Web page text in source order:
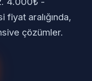
aralığında,
çözümler.